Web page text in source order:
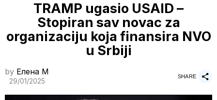
TRAMP ugasio USAID –
Stopiran sav novac za
organizaciju koja finansira NVO
u Srbiji
by Елена M
29/01/2025
SHARE